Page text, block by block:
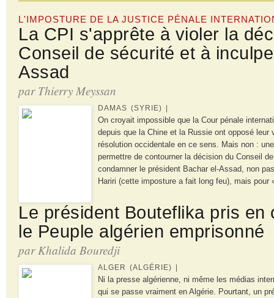
L'IMPOSTURE DE LA JUSTICE PÉNALE
La CPI s'apprête à violer la
Conseil de sécurité et à
Assad
par Thierry Meyssan
DAMAS (SYRIE) |
On croyait impossible que la Cour pénale
depuis que la Chine et la Russie ont opposé leur
résolution occidentale en ce sens. Mais non :
permettre de contourner la décision du Conseil
condamner le président Bachar el-Assad, non
Hariri (cette imposture a fait long feu), mais pour
Le président Bouteflika pris en
le Peuple algérien emprisonné
par Khalida Bouredji
ALGER (ALGÉRIE) |
Ni la presse algérienne, ni même les médias
qui se passe vraiment en Algérie. Pourtant, un